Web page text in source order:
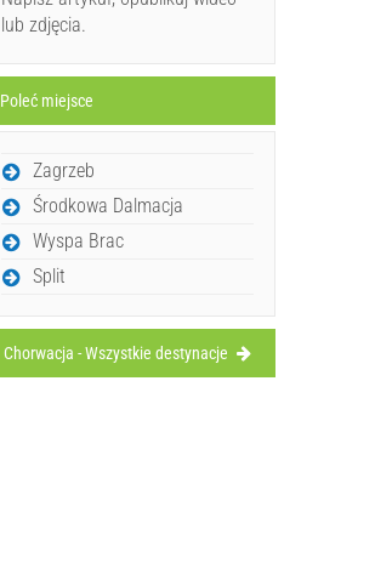
lub zdjęcia.
Poleć miejsce
Zagrzeb
Środkowa Dalmacja
Wyspa Brac
Split
Chorwacja - Wszystkie destynacje